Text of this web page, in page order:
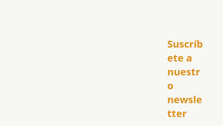
Suscríb
ete a
nuestr
o
newsle
tter